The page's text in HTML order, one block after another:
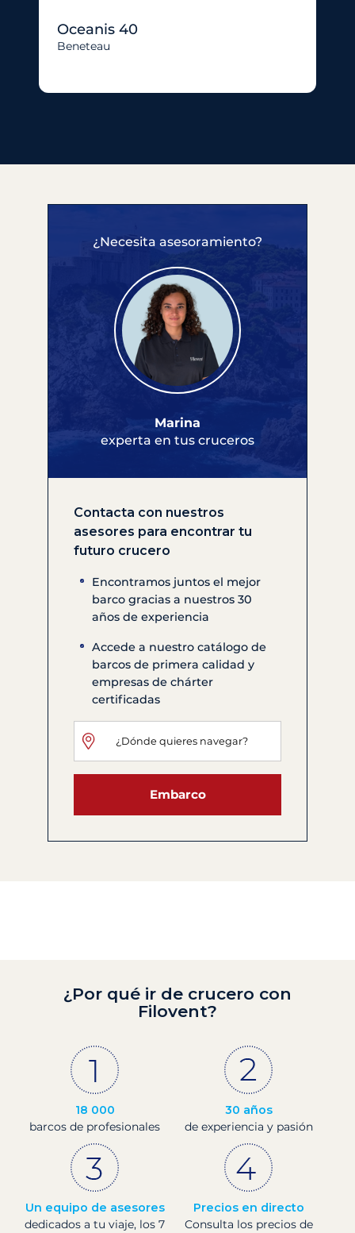
Oceanis 40
Beneteau
¿Necesita asesoramiento?
Marina
experta en tus cruceros
Contacta con nuestros
asesores para encontrar tu
futuro crucero
Encontramos juntos el mejor
barco gracias a nuestros 30
años de experiencia
Accede a nuestro catálogo de
barcos de primera calidad y
empresas de chárter
certificadas
Embarco
¿Por qué ir de crucero con
Filovent?
18 000
barcos de profesionales
30 años
de experiencia y pasión
Un equipo de asesores
dedicados a tu viaje, los 7
Precios en directo
Consulta los precios de